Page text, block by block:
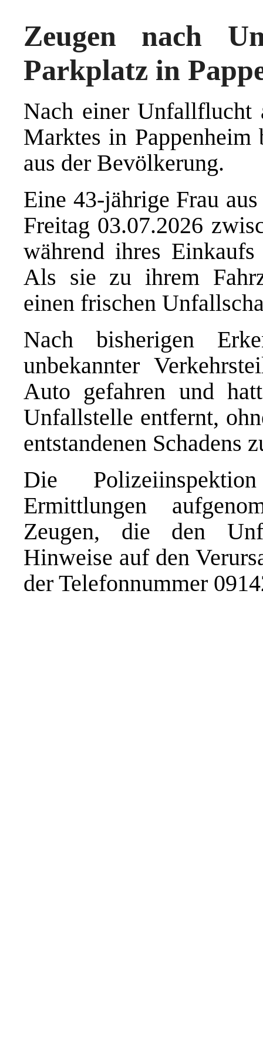
Zeugen nach
Parkplatz in
Nach einer Unfallflucht
Marktes in
aus der Bevölkerung.
Eine 43-jährige Frau
Freitag 03.07.2026
während ihres
Als sie zu ihrem
einen frischen
Nach bisherigen
unbekannter
Auto gefahren und
Unfallstelle entfernt,
entstandenen Schadens
Die
Ermittlungen
Zeugen, die den
Hinweise auf den
der Telefonnummer